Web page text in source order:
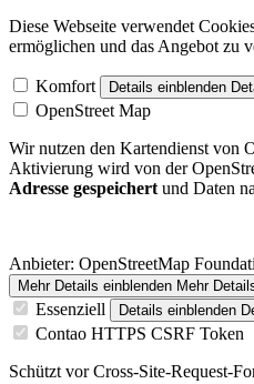
Diese Webseite verwendet
ermöglichen und das Angebot zu
Komfort Details einblenden
OpenStreet Map
Wir nutzen den Kartendienst von
Aktivierung wird von der
Adresse gespeichert und Daten
Anbieter: OpenStreetMap
Mehr Details einblenden Mehr
Essenziell Details einblenden
Contao HTTPS CSRF Token
Schützt vor Cross-Site-Request-